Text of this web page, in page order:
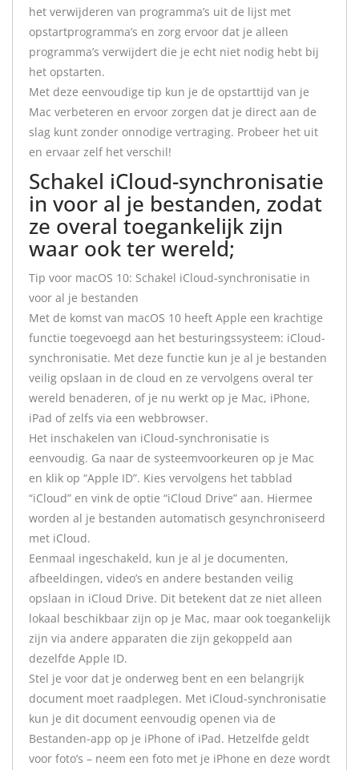
het verwijderen van programma’s uit de lijst met
opstartprogramma’s en zorg ervoor dat je alleen
programma’s verwijdert die je echt niet nodig hebt bij
het opstarten.
Met deze eenvoudige tip kun je de opstarttijd van je
Mac verbeteren en ervoor zorgen dat je direct aan de
slag kunt zonder onnodige vertraging. Probeer het uit
en ervaar zelf het verschil!
Schakel iCloud-synchronisatie
in voor al je bestanden, zodat
ze overal toegankelijk zijn
waar ook ter wereld;
Tip voor macOS 10: Schakel iCloud-synchronisatie in
voor al je bestanden
Met de komst van macOS 10 heeft Apple een krachtige
functie toegevoegd aan het besturingssysteem: iCloud-
synchronisatie. Met deze functie kun je al je bestanden
veilig opslaan in de cloud en ze vervolgens overal ter
wereld benaderen, of je nu werkt op je Mac, iPhone,
iPad of zelfs via een webbrowser.
Het inschakelen van iCloud-synchronisatie is
eenvoudig. Ga naar de systeemvoorkeuren op je Mac
en klik op “Apple ID”. Kies vervolgens het tabblad
“iCloud” en vink de optie “iCloud Drive” aan. Hiermee
worden al je bestanden automatisch gesynchroniseerd
met iCloud.
Eenmaal ingeschakeld, kun je al je documenten,
afbeeldingen, video’s en andere bestanden veilig
opslaan in iCloud Drive. Dit betekent dat ze niet alleen
lokaal beschikbaar zijn op je Mac, maar ook toegankelijk
zijn via andere apparaten die zijn gekoppeld aan
dezelfde Apple ID.
Stel je voor dat je onderweg bent en een belangrijk
document moet raadplegen. Met iCloud-synchronisatie
kun je dit document eenvoudig openen via de
Bestanden-app op je iPhone of iPad. Hetzelfde geldt
voor foto’s – neem een foto met je iPhone en deze wordt